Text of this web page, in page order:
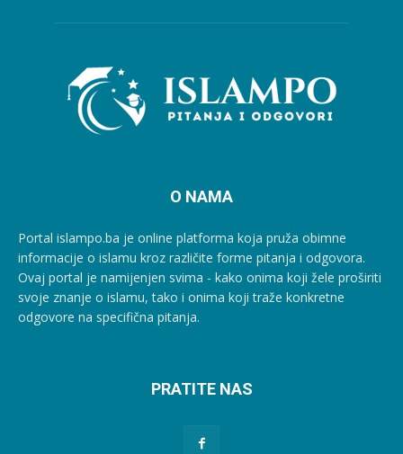
O NAMA
Portal islampo.ba je online platforma koja pruža obimne
informacije o islamu kroz različite forme pitanja i odgovora.
Ovaj portal je namijenjen svima - kako onima koji žele proširiti
svoje znanje o islamu, tako i onima koji traže konkretne
odgovore na specifična pitanja.
PRATITE NAS